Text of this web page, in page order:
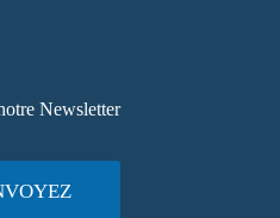
Newsletter